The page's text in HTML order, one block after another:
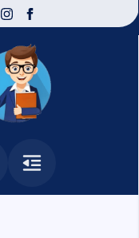
القائمة